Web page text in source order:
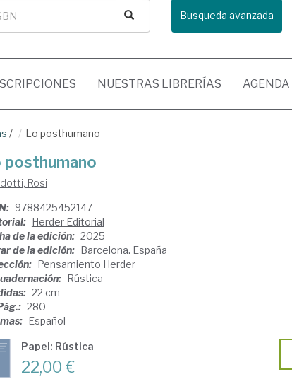
Busqueda avanzada
NUESTRAS LIBRERÍAS AGENDA
/ Lo posthumano
posthumano
Rosi
9788425452147
Herder Editorial
de la edición: 2025
de la edición: Barcelona. España
Pensamiento Herder
Rústica
22 cm
280
Español
Papel: Rústica
22,00 €